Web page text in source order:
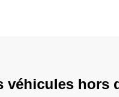
véhicules hors